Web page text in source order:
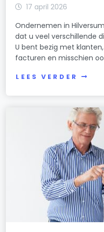
17 april 2026
Ondernemen in
dat u veel verschillende
U bent bezig met
facturen en misschien
LEES VERDER